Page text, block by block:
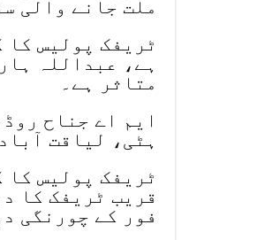
ملت جانے والی
ٹریفک پولیس کا
ہے، عبداللہ
متاثر ہے۔
ایم اے جناح
ہٹی، لیاقت
ٹریفک پولیس
قریب ٹریفک کا
فور کے چورنگی